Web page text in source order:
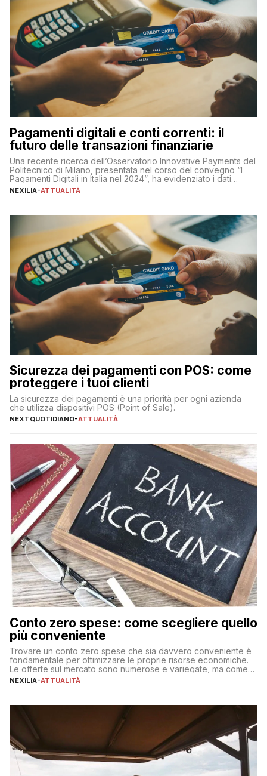
Pagamenti digitali e conti correnti: il
futuro delle transazioni finanziarie
Una recente ricerca dell’Osservatorio Innovative Payments del
Politecnico di Milano, presentata nel corso del convegno “I
Pagamenti Digitali in Italia nel 2024”, ha evidenziato i dati
definitivi del primo semestre 2024 relativamente alle
NEXILIA-ATTUALITÀ
Sicurezza dei pagamenti con POS: come
proteggere i tuoi clienti
La sicurezza dei pagamenti è una priorità per ogni azienda
che utilizza dispositivi POS (Point of Sale).
NEXTQUOTIDIANO-ATTUALITÀ
Conto zero spese: come scegliere quello
più conveniente
Trovare un conto zero spese che sia davvero conveniente è
fondamentale per ottimizzare le proprie risorse economiche.
Le offerte sul mercato sono numerose e variegate, ma come
individuare quella più adatta alle proprie esigenze senza
sul […]
NEXILIA-ATTUALITÀ